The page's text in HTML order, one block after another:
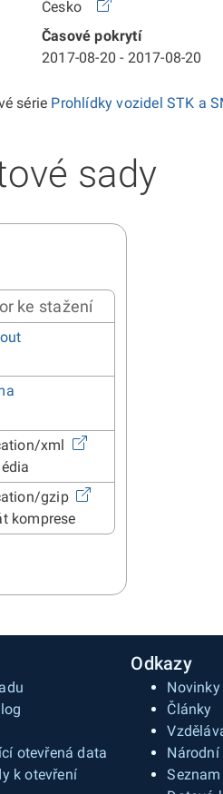
Česko
Časové pokrytí
2017-08-20 - 2017-08-20
série Prohlídky vozidel STK a
sady
ke stažení
xml
gzip
komprese
otevřená data
k otevření
Odkazy
Novinky
Články